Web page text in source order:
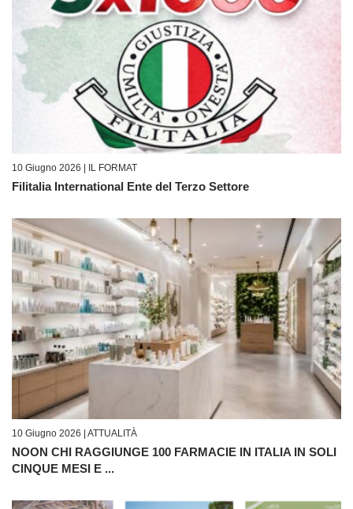
10 Giugno 2026 | IL FORMAT
Filitalia International Ente del Terzo Settore
10 Giugno 2026 | ATTUALITÀ
NOON CHI RAGGIUNGE 100 FARMACIE IN ITALIA IN SOLI
CINQUE MESI E ...